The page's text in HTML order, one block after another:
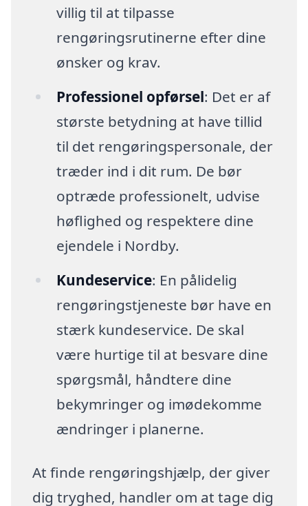
villig til at tilpasse
rengøringsrutinerne efter dine
ønsker og krav.
Professionel opførsel: Det er af
største betydning at have tillid
til det rengøringspersonale, der
træder ind i dit rum. De bør
optræde professionelt, udvise
høflighed og respektere dine
ejendele i Nordby.
Kundeservice: En pålidelig
rengøringstjeneste bør have en
stærk kundeservice. De skal
være hurtige til at besvare dine
spørgsmål, håndtere dine
bekymringer og imødekomme
ændringer i planerne.
At finde rengøringshjælp, der giver
dig tryghed, handler om at tage dig